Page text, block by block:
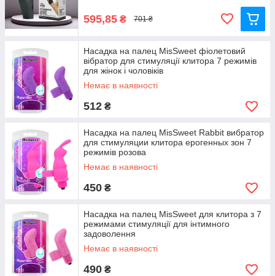
595,85 ₴ 701 ₴
Насадка на палец MisSweet фіолетовий
вібратор для стимуляції клитора 7 режимів
для жінок і чоловіків
Немає в наявності
512 ₴
Насадка на палец MisSweet Rabbit вибратор
для стимуляции клитора ерогенных зон 7
режимів розова
Немає в наявності
450 ₴
Насадка на палец MisSweet для клитора з 7
режимами стимуляції для інтимного
задоволення
Немає в наявності
490 ₴